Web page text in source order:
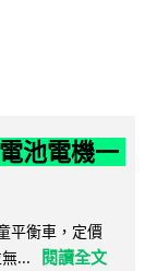
池電機一
平衡車，定價
...
閱讀全文